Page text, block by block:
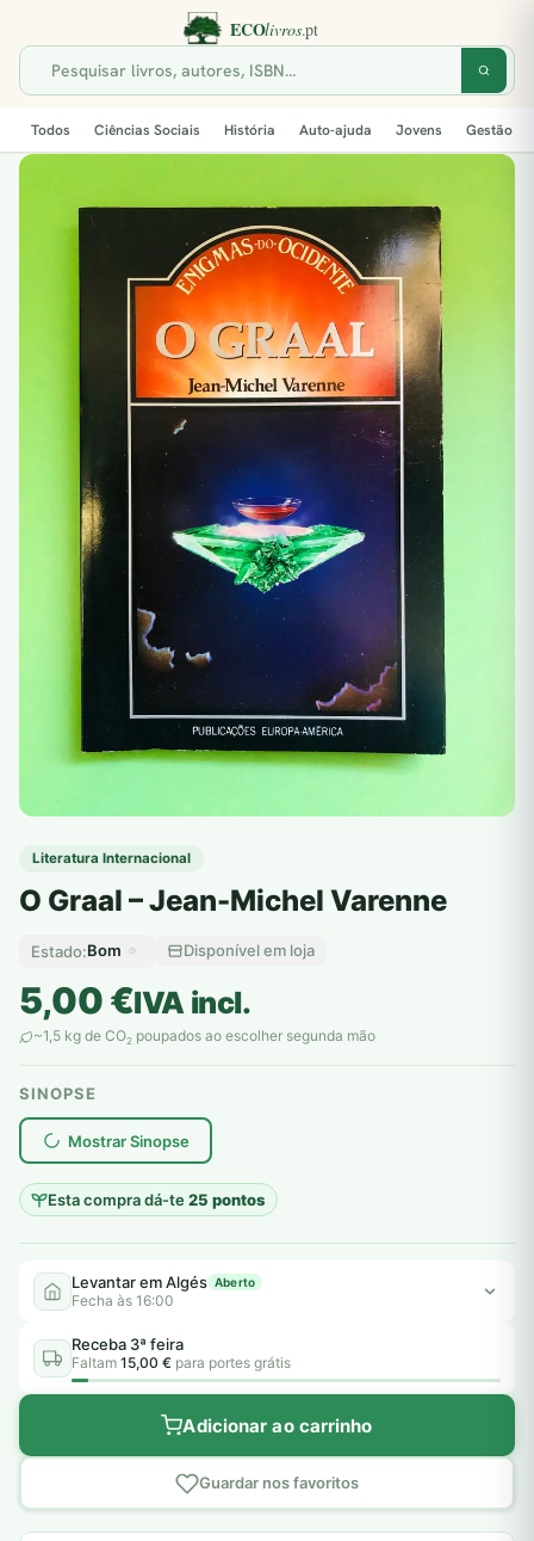
Todos Ciências Sociais História Auto-ajuda Jovens Gestão
Literatura Internacional
O Graal – Jean-Michel Varenne
Estado:Bom Disponível em loja
5,00€IVA incl.
~1,5 kg de CO2 poupados ao escolher segunda mão
SINOPSE
Mostrar Sinopse
Esta compra dá-te25 pontos
plantar árvores reais
Levantar em Algés Aberto
Fecha às 16:00
Receba 3ª feira
Faltam 15,00 € para portes grátis
Adicionar ao carrinho
Guardar nos favoritos